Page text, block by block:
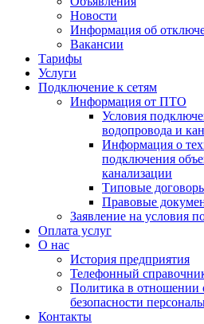
Новости
Информация об
Вакансии
Тарифы
Услуги
Подключение к сетям
Информация от ПТО
Условия
водопровода и
Информация о
подключения
канализации
Типовые
Правовые
Заявление на условия
Оплата услуг
О нас
История предприятия
Телефонный
Политика в отношении
безопасности
Контакты